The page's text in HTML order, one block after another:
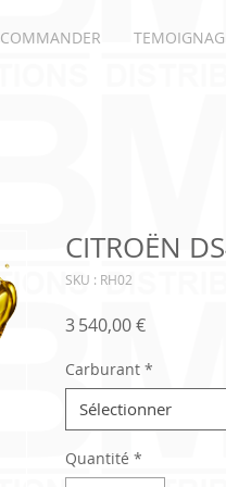
COMMANDER
CITROËN
SKU : RH02
3 540,00 €Prix
Carburant *
Sélectionner
Quantité *